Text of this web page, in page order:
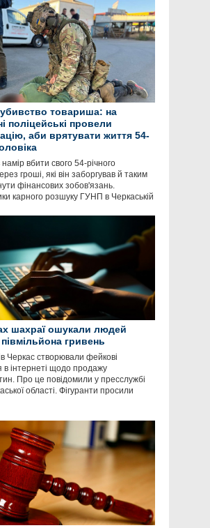
товариша: на
поліцейські провели
аби врятувати життя 54-
вбити свого 54-річного
гроші, які він заборгував й таким
фінансових зобов'язань.
карного розшуку ГУНП в Черкаській
шахраї ошукали людей
гривень
Черкас створювали фейкові
інтернеті щодо продажу
Про це повідомили у пресслужбі
області. Фігуранти просили